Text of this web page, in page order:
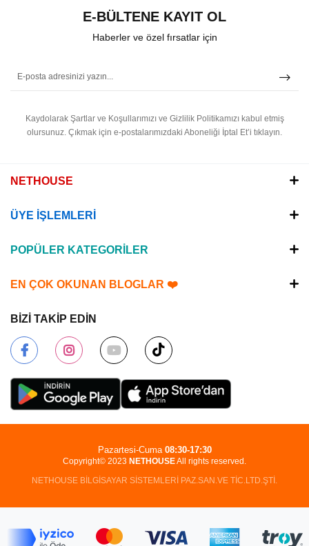
E-BÜLTENE KAYIT OL
Haberler ve özel fırsatlar için
Kaydolarak Şartlar ve Koşullarımızı ve Gizlilik Politikamızı kabul etmiş
olursunuz. Çıkmak için e-postalarımızdaki Aboneliği İptal Et’i tıklayın.
NETHOUSE
ÜYE İŞLEMLERİ
POPÜLER KATEGORİLER
EN ÇOK OKUNAN BLOGLAR ❤️
BİZİ TAKİP EDİN
Copyright© 2023 NETHOUSEAll rights reserved.
NETHOUSE BİLGİSAYAR SİSTEMLERİ PAZ.SAN.VE TİC.LTD.ŞTİ.
Pazartesi-Cuma 08:30-17:30